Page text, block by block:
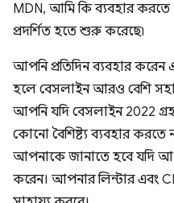
MDN, আমি কি ব্যবহার
প্রদর্শিত হতে শুরু করেছে৷
আপনি প্রতিদিন ব্যবহার করেন
হলে বেসলাইন আরও বেশি
আপনি যদি বেসলাইন 2022
কোনো বৈশিষ্ট্য ব্যবহার
আপনাকে জানাতে হবে যদি
করেন। আপনার লিন্টার এবং